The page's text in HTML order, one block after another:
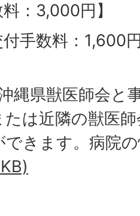
：3,000円】
付手数料：1,600
縄県獣医師会と
は近隣の獣医
できます。病院